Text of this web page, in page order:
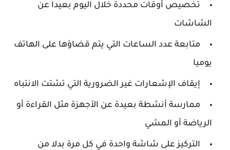
تخصيص أوقات محددة خلال اليوم بعيدا عن
الشاشات
متابعة عدد الساعات التي يتم قضاؤها على الهاتف
يوميا
إيقاف الإشعارات غير الضرورية التي تشتت الانتباه
ممارسة أنشطة بعيدة عن الأجهزة مثل القراءة أو
الرياضة أو المشي
التركيز على شاشة واحدة في كل مرة بدلا من